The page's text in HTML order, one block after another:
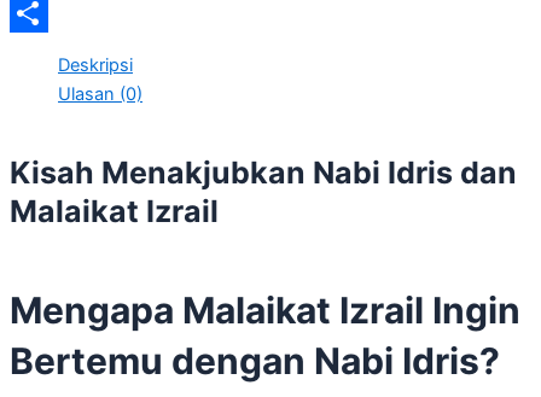
Threads
Deskripsi
Ulasan (0)
Kisah Menakjubkan Nabi Idris dan
Malaikat Izrail
Mengapa Malaikat Izrail Ingin
Bertemu dengan Nabi Idris?